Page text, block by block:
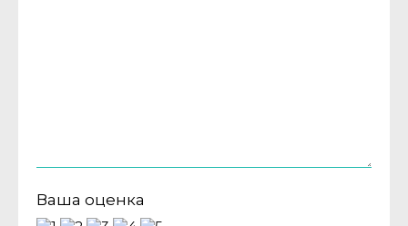
Ваша оценка